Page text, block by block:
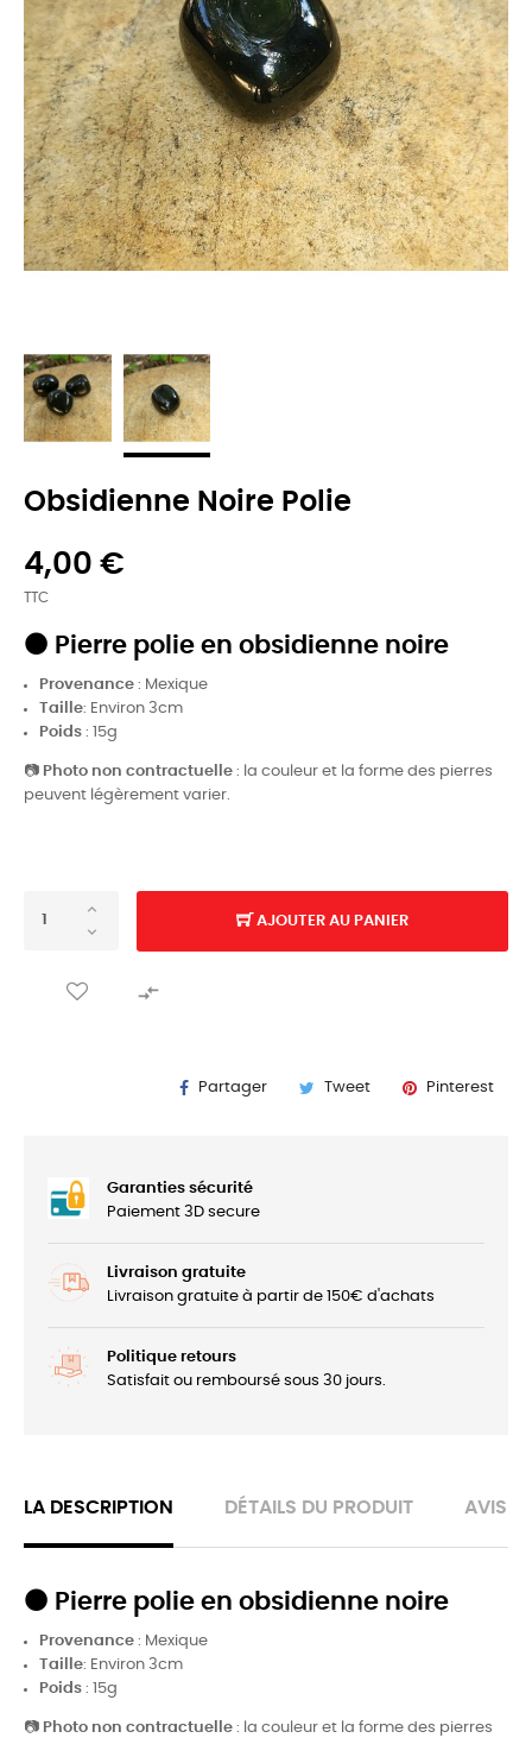
Obsidienne Noire Polie
4,00 €
TTC
⚫ Pierre polie en obsidienne noire
Provenance : Mexique
Taille: Environ 3cm
Poids : 15g
📷 Photo non contractuelle : la couleur et la forme des pierres
peuvent légèrement varier.
AJOUTER AU PANIER

Partager Tweet Pinterest
Garanties sécurité
Paiement 3D secure
Livraison gratuite
Livraison gratuite à partir de 150€ d'achats
Politique retours
Satisfait ou remboursé sous 30 jours.
LA DESCRIPTION DÉTAILS DU PRODUIT AVIS
⚫ Pierre polie en obsidienne noire
Provenance : Mexique
Taille: Environ 3cm
Poids : 15g
📷 Photo non contractuelle : la couleur et la forme des pierres